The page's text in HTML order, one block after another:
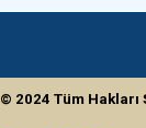
© 2024Tüm Hakları